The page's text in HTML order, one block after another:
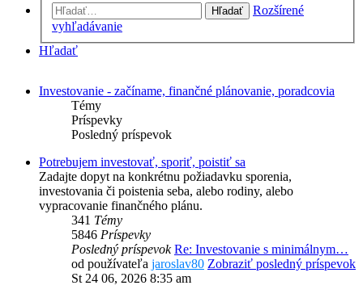
Hľadať
Rozšírené
vyhľadávanie
Hľadať
Investovanie - začíname, finančné plánovanie, poradcovia
Témy
Príspevky
Posledný príspevok
Potrebujem investovať, sporiť, poistiť sa
Zadajte dopyt na konkrétnu požiadavku sporenia,
investovania či poistenia seba, alebo rodiny, alebo
vypracovanie finančného plánu.
341 Témy
5846 Príspevky
Posledný príspevok Re: Investovanie s minimálnym…
od používateľa jaroslav80 Zobraziť posledný príspevok
St 24 06, 2026 8:35 am